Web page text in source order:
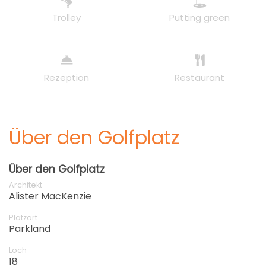
Trolley Putting green
Rezeption Restaurant
Über den Golfplatz
Über den Golfplatz
Architekt
Alister MacKenzie
Platzart
Parkland
Loch
18